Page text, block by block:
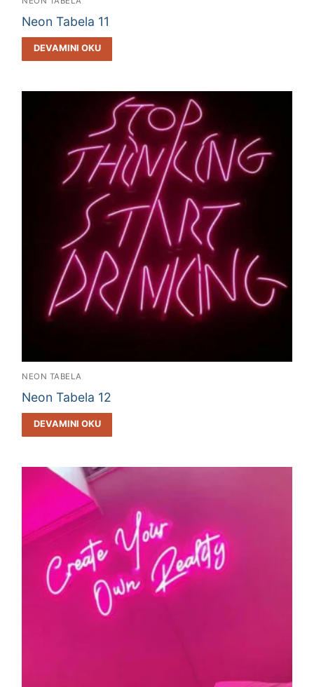
Neon Tabela 11
DEVAMINI OKU
NEON TABELA
Neon Tabela 12
DEVAMINI OKU